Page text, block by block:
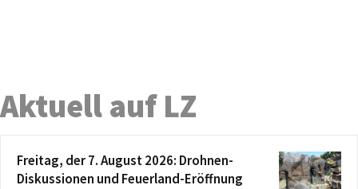
Aktuell auf LZ
Freitag, der 7. August 2026: Drohnen-
Diskussionen und Feuerland-Eröffnung